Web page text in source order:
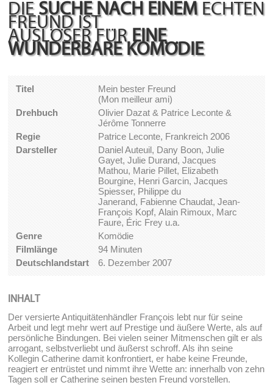
DIE SUCHE NACH EINEMECHTEN
FREUND IST
AUSLÖSER FÜREINE
WUNDERBARE KOMÖDIE
Titel
Mein bester Freund
(Mon meilleur ami)
Drehbuch
Olivier Dazat & Patrice Leconte &
Jérôme Tonnerre
Regie
Patrice Leconte, Frankreich 2006
Darsteller
Daniel Auteuil, Dany Boon, Julie
Gayet, Julie Durand, Jacques
Mathou, Marie Pillet, Elizabeth
Bourgine, Henri Garcin, Jacques
Spiesser, Philippe du
Janerand, Fabienne Chaudat, Jean-
François Kopf, Alain Rimoux, Marc
Faure, Éric Frey u.a.
Genre
Komödie
Filmlänge
94 Minuten
Deutschlandstart
6. Dezember 2007
INHALT
Der versierte Antiquitätenhändler François lebt nur für seine
Arbeit und legt mehr wert auf Prestige und äußere Werte, als auf
persönliche Bindungen. Bei vielen seiner Mitmenschen gilt er als
arrogant, selbstverliebt und äußerst schroff. Als ihn seine
Kollegin Catherine damit konfrontiert, er habe keine Freunde,
reagiert er entrüstet und nimmt ihre Wette an: innerhalb von zehn
Tagen soll er Catherine seinen besten Freund vorstellen.